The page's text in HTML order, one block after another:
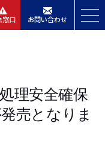
窓口 お問い合わせ
理安全確保
売となりま